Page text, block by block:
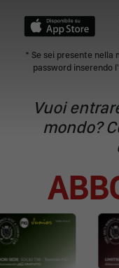
* Se sei presente nella
password inserendo
Vuoi
mondo?